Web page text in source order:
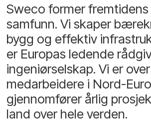
Sweco former fremtidens
samfunn. Vi skaper
bygg og effektiv
er Europas ledende
ingeniørselskap. Vi er
medarbeidere i Nord-
gjennomfører årlig
land over hele verden.